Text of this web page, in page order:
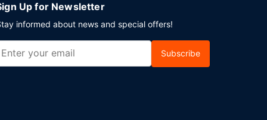
Up for Newsletter
informed about news and special offers!
Subscribe